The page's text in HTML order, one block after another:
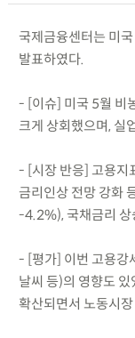
국제금융센터는 미
발표하였다.
- [이슈] 미국 5월 비
크게 상회했으며, 실
- [시장 반응] 고용지
금리인상 전망 강화
-4.2%), 국채금리
- [평가] 이번 고용강
날씨 등)의 영향도
확산되면서 노동시